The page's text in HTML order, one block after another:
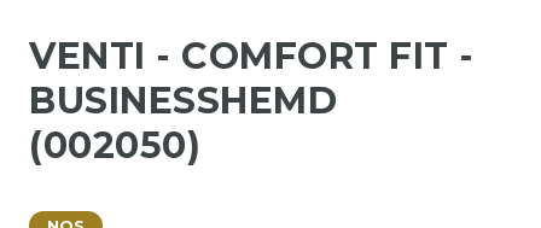
VENTI - COMFORT FIT -
BUSINESSHEMD
(002050)